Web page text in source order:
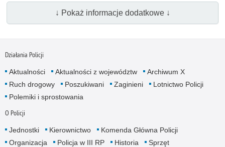
↓ Pokaż informacje dodatkowe ↓
Działania Policji
Aktualności Aktualności z województw
Archiwum X
Ruch drogowy
Poszukiwani Zaginieni
Lotnictwo Policji
Polemiki i sprostowania
O Policji
Jednostki Kierownictwo
Komenda Główna Policji
Organizacja
Policja w III RP Historia
Sprzęt